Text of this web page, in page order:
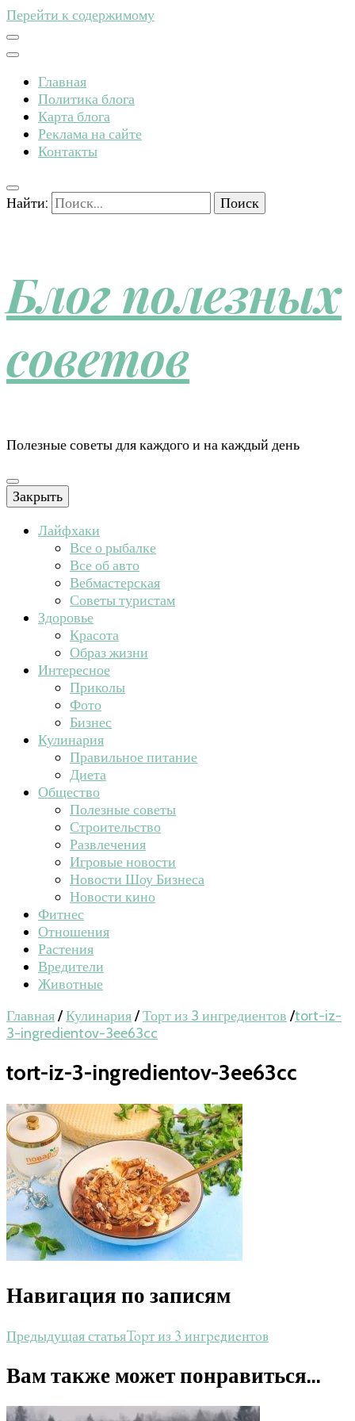
Перейти к содержимому
Главная
Политика блога
Карта блога
Реклама на сайте
Контакты
Найти:
Блог полезных
советов
Полезные советы для каждого и на каждый день
Закрыть
Лайфхаки
Все о рыбалке
Все об авто
Вебмастерская
Советы туристам
Здоровье
Красота
Образ жизни
Интересное
Приколы
Фото
Бизнес
Кулинария
Правильное питание
Диета
Общество
Полезные советы
Строительство
Развлечения
Игровые новости
Новости Шоу Бизнеса
Новости кино
Фитнес
Отношения
Растения
Вредители
Животные
Главная/Кулинария/Торт из 3 ингредиентов /tort-iz-
3-ingredientov-3ee63cc
tort-iz-3-ingredientov-3ee63cc
Навигация по записям
Предыдущая статьяТорт из 3 ингредиентов
Вам также может понравиться...